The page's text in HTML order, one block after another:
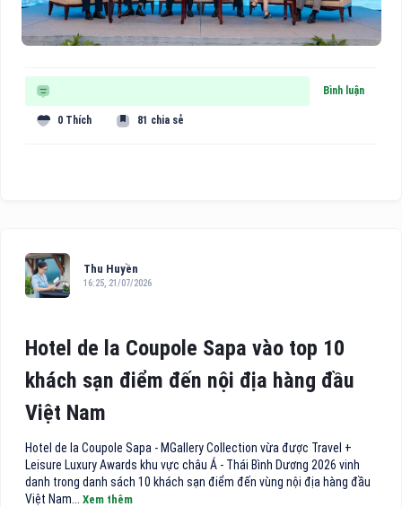
Bình luận
0 Thích 81 chia sẻ
Thu Huyền
16:25, 21/07/2026
Hotel de la Coupole Sapa vào top 10
khách sạn điểm đến nội địa hàng đầu
Việt Nam
Hotel de la Coupole Sapa - MGallery Collection vừa được Travel +
Leisure Luxury Awards khu vực châu Á - Thái Bình Dương 2026 vinh
danh trong danh sách 10 khách sạn điểm đến vùng nội địa hàng đầu
Việt Nam... Xem thêm